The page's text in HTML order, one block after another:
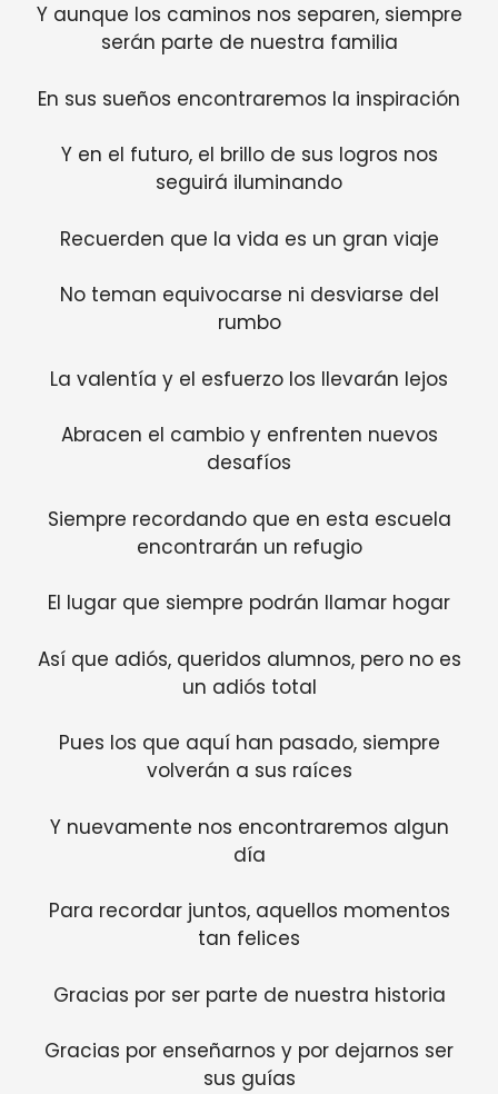
Y aunque los caminos nos separen, siempre
serán parte de nuestra familia
En sus sueños encontraremos la inspiración
Y en el futuro, el brillo de sus logros nos
seguirá iluminando
Recuerden que la vida es un gran viaje
No teman equivocarse ni desviarse del
rumbo
La valentía y el esfuerzo los llevarán lejos
Abracen el cambio y enfrenten nuevos
desafíos
Siempre recordando que en esta escuela
encontrarán un refugio
El lugar que siempre podrán llamar hogar
Así que adiós, queridos alumnos, pero no es
un adiós total
Pues los que aquí han pasado, siempre
volverán a sus raíces
Y nuevamente nos encontraremos algun
día
Para recordar juntos, aquellos momentos
tan felices
Gracias por ser parte de nuestra historia
Gracias por enseñarnos y por dejarnos ser
sus guías